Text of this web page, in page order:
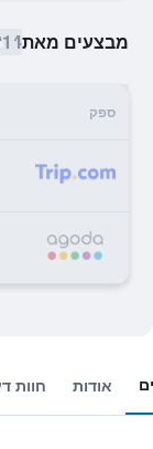
מבצעים מאת
ספק
אודות חוות